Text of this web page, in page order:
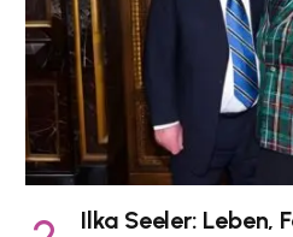
Ilka Seeler: Leben,